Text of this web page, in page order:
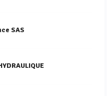
SAS